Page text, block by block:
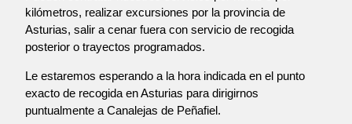
kilómetros, realizar excursiones por la provincia de
Asturias, salir a cenar fuera con servicio de recogida
posterior o trayectos programados.
Le estaremos esperando a la hora indicada en el punto
exacto de recogida en Asturias para dirigirnos
puntualmente a Canalejas de Peñafiel.